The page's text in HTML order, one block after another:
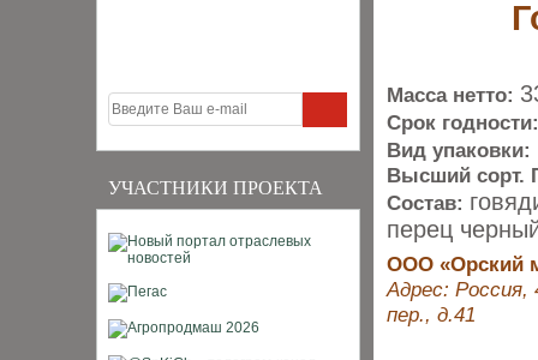
УЧАСТНИКИ ПРОЕКТА
Масса нетто:
Срок
Вид упаковки:
Высший сорт.
Состав:
перец
ООО «Орский
Адрес: Россия,
пер., д.41